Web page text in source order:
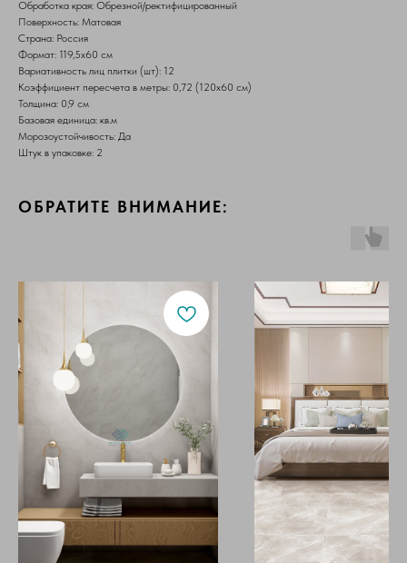
Обработка края: Обрезной/ректифицированный
Поверхность: Матовая
Страна: Россия
Формат: 119,5х60 см
Вариативность лиц плитки (шт): 12
Коэффициент пересчета в метры: 0,72 (120х60 см)
Толщина: 0,9 см
Базовая единица: кв.м
Морозоустойчивость: Да
Штук в упаковке: 2
ОБРАТИТЕ ВНИМАНИЕ: